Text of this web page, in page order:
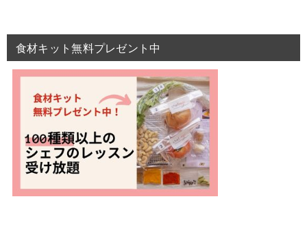
食材キット無料プレゼント中